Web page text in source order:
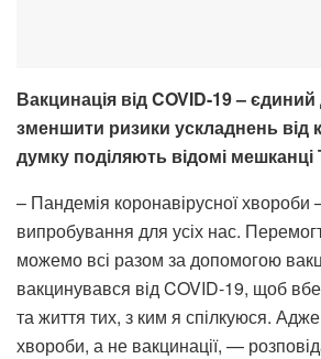
Вакцинація від COVID-19 – єдиний
зменшити ризики ускладнень від
думку поділяють відомі
– Пандемія коронавірусної
випробування для усіх нас.
можемо всі разом за допомогою
вакцинувався від COVID-19, щоб
та життя тих, з ким я спілкуюся.
хвороби, а не вакцинації, —